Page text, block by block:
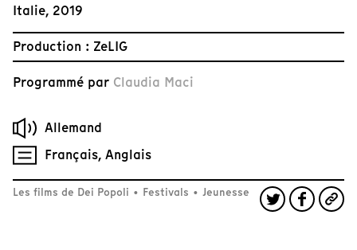
Italie, 2019
Production : ZeLIG
Programmé par Claudia Maci
Allemand
Français, Anglais
Les films de Dei Popoli • Festivals • Jeunesse